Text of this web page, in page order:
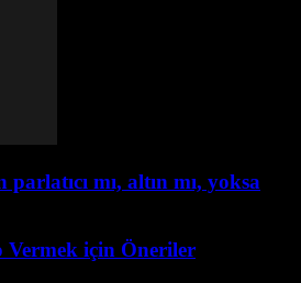
mı, altın mı, yoksa
Vermek için Öneriler